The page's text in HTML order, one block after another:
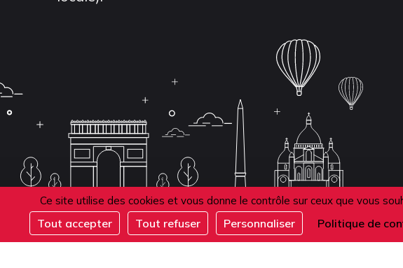
Ce site utilise des cookies et vous donne le contrôle sur ceux que vous
Tout accepter Tout refuser Personnaliser Politique de
Politique de confidentialité